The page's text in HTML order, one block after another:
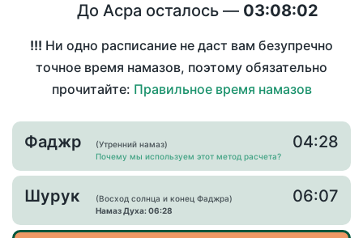
До Асра осталось — 03:08:02
!!! Ни одно расписание не даст вам безупречно
точное время намазов, поэтому обязательно
прочитайте: Правильное время намазов
Фаджр
(Утренний намаз)
Почему мы используем этот метод расчета?
04:28
Шурук
(Восход солнца и конец Фаджра)
Намаз Духа: 06:28
06:07